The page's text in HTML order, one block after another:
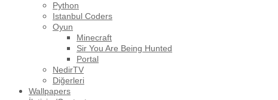
Python
Istanbul Coders
Oyun
Minecraft
Sir You Are Being Hunted
Portal
NedirTV
Diğerleri
Wallpapers